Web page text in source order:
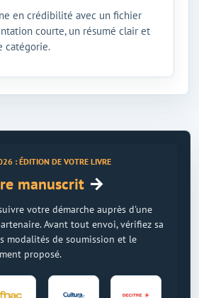
en crédibilité avec un fichier
courte, un résumé clair et
catégorie.
: ÉDITION DE VOTRE LIVRE
manuscrit →
votre démarche auprès d'une
Avant tout envoi, vérifiez sa
modalités de soumission et le
proposé.